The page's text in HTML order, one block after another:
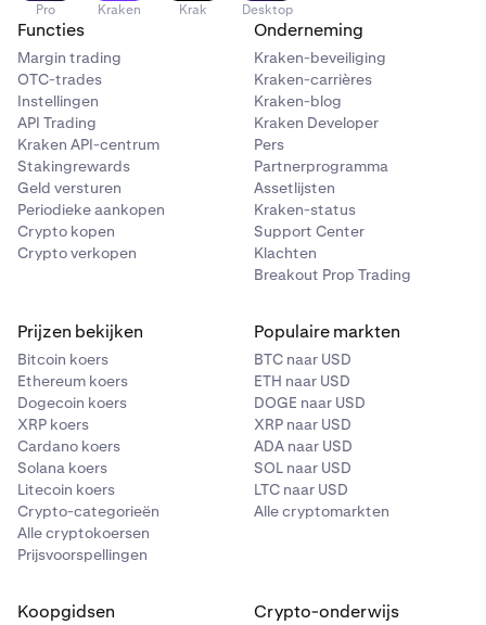
Pro Kraken Krak Desktop
Functies
Margin trading
OTC-trades
Instellingen
API Trading
Kraken API-centrum
Stakingrewards
Geld versturen
Periodieke aankopen
Crypto kopen
Crypto verkopen
Onderneming
Kraken-beveiliging
Kraken-carrières
Kraken-blog
Kraken Developer
Pers
Partnerprogramma
Assetlijsten
Kraken-status
Support Center
Klachten
Breakout Prop Trading
Prijzen bekijken
Bitcoin koers
Ethereum koers
Dogecoin koers
XRP koers
Cardano koers
Solana koers
Litecoin koers
Crypto-categorieën
Alle cryptokoersen
Prijsvoorspellingen
Populaire markten
BTC naar USD
ETH naar USD
DOGE naar USD
XRP naar USD
ADA naar USD
SOL naar USD
LTC naar USD
Alle cryptomarkten
Koopgidsen Crypto-onderwijs